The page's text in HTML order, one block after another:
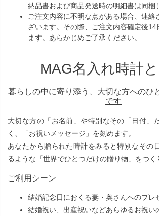
納品書および商品発送時の明細書は同梱
ご注文内容に不明な点がある場合、連絡
ざいます。その際、ご注文内容確定後14
ます。あらかじめご了承ください。
MAG名入れ時計
暮らしの中に寄り添う、大切な方へのひ
です
大切な方の「お名前」や特別なその「日付」
く、「お祝いメッセージ」を刻めます。
あなたから贈られた時計をみると特別なその
るような「世界でひとつだけの贈り物」をつく
ご利用シーン
結婚記念日におくる妻・奥さんへのプレ
結婚祝い、出産祝いなどあらゆるお祝い